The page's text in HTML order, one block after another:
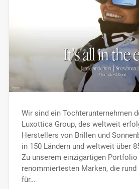
Wir sind ein Tochterunternehmen
Luxottica Group, des weltweit
Herstellers von Brillen und
in 150 Ländern und weltweit über
Zu unserem einzigartigen Portfolio
renommiertesten Marken, die rund
für…